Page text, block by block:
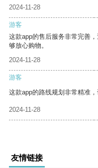
2024-11-28
游客
这款app的售后服务非常完善
够放心购物。
2024-11-28
游客
这款app的路线规划非常精准
2024-11-28
友情链接